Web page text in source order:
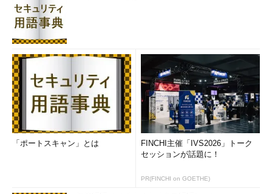
「ポートスキャン」とは
FINCHI主催「IVS2026」トーク
セッションが話題に！
PR(FINCHI on GOETHE)